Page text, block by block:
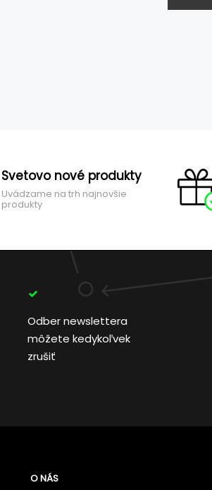
Svetovo nové produkty
Uvádzame na trh najnovšie
produkty
Odber newslettera
môžete kedykoľvek
zrušiť
O NÁS